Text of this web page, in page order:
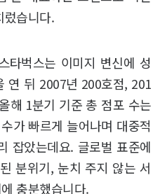
렀습니다.
타벅스는 이미지 변신에 성
연 뒤 2007년 200호점, 201
해 1분기 기준 총 점포 수는
가 빠르게 늘어나며 대중적
잡았는데요. 글로벌 표준에
분위기, 눈치 주지 않는 서
충분했습니다.